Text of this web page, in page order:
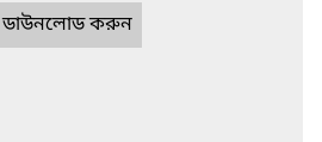
ডাউনলোড করুন